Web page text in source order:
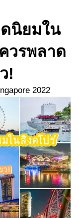
นิยมใน
วรพลาด
!
2022